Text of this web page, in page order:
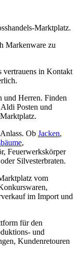
Marktplatz.
Markenware zu
vertrauens in Kontakt
und Herren. Finden
Posten und
Ob Jacken,
,
Feuerwerkskörper
Silvesterbraten.
vom
im Import und
für den
und
Kundenretouren